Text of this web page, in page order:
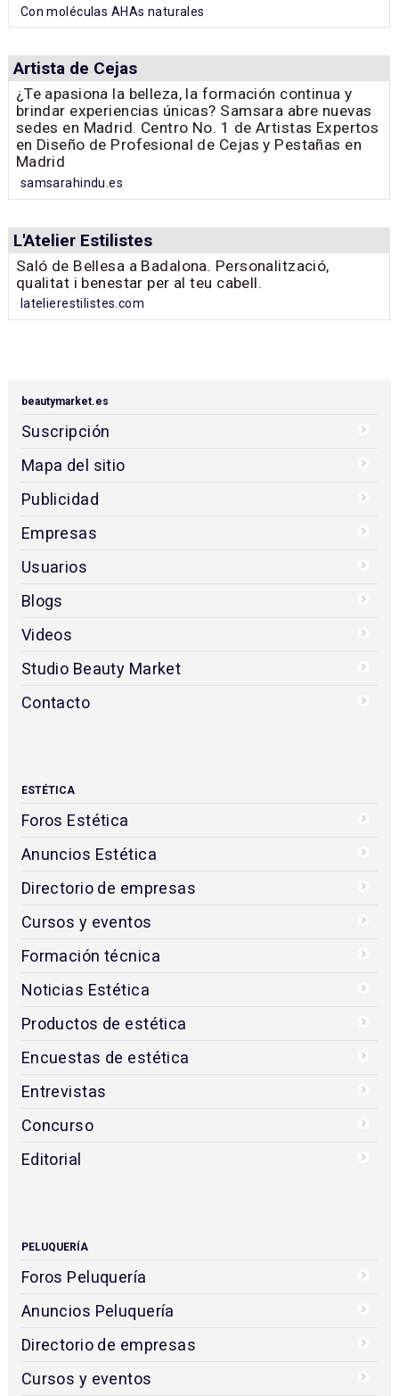
Con moléculas AHAs naturales
Artista de Cejas
¿Te apasiona la belleza, la formación continua y
brindar experiencias únicas? Samsara abre nuevas
sedes en Madrid. Centro No. 1 de Artistas Expertos
en Diseño de Profesional de Cejas y Pestañas en
Madrid
samsarahindu.es
L'Atelier Estilistes
Saló de Bellesa a Badalona. Personalització,
qualitat i benestar per al teu cabell.
latelierestilistes.com
beautymarket.es
Suscripción
Mapa del sitio
Publicidad
Empresas
Usuarios
Blogs
Videos
Studio Beauty Market
Contacto
ESTÉTICA
Foros Estética
Anuncios Estética
Directorio de empresas
Cursos y eventos
Formación técnica
Noticias Estética
Productos de estética
Encuestas de estética
Entrevistas
Concurso
Editorial
PELUQUERÍA
Foros Peluquería
Anuncios Peluquería
Directorio de empresas
Cursos y eventos